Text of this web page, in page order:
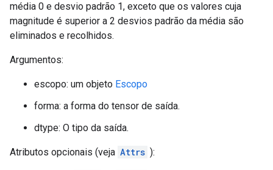
média 0 e desvio padrão 1, exceto que os valores cuja
magnitude é superior a 2 desvios padrão da média são
eliminados e recolhidos.
Argumentos:
escopo: um objeto Escopo
forma: a forma do tensor de saída.
dtype: O tipo da saída.
Atributos opcionais (veja Attrs ):